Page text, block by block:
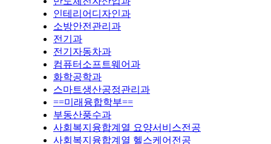
인테리어디자인과
소방안전관리과
전기과
전기자동차과
컴퓨터소프트웨어과
화학공학과
스마트생산공정관리과
==미래융합학부==
부동산풍수과
사회복지융합계열 요양서비스전공
사회복지융합계열 헬스케어전공